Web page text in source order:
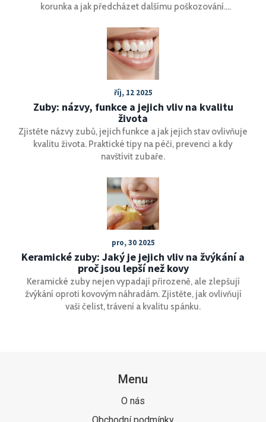
korunka a jak předcházet dalšímu poškozování.
říj, 12 2025
Zuby: názvy, funkce a jejich vliv na kvalitu
života
Zjistěte názvy zubů, jejich funkce a jak jejich stav ovlivňuje
kvalitu života. Praktické tipy na péči, prevenci a kdy
navštívit zubaře.
pro, 30 2025
Keramické zuby: Jaký je jejich vliv na žvýkání a
proč jsou lepší než kovy
Keramické zuby nejen vypadají přirozeně, ale zlepšují
žvýkání oproti kovovým náhradám. Zjistěte, jak ovlivňují
vaši čelist, trávení a kvalitu spánku.
Menu
O nás